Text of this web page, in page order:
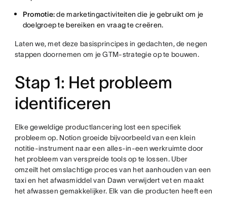
Promotie:de marketingactiviteiten die je gebruikt om je
doelgroep te bereiken en vraag te creëren.
Laten we, met deze basisprincipes in gedachten, de negen
stappen doornemen om je GTM-strategie op te bouwen.
Stap 1: Het probleem
identificeren
Elke geweldige productlancering lost een specifiek
probleem op. Notion groeide bijvoorbeeld van een klein
notitie-instrument naar een alles-in-een werkruimte door
het probleem van verspreide tools op te lossen. Uber
omzeilt het omslachtige proces van het aanhouden van een
taxi en het afwasmiddel van Dawn verwijdert vet en maakt
het afwassen gemakkelijker. Elk van die producten heeft een